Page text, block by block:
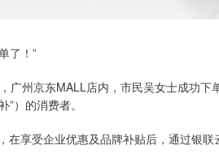
了！”
州京东MALL店内，市民吴女士成功下
”）的消费者。
享受企业优惠及品牌补贴后，通过银联